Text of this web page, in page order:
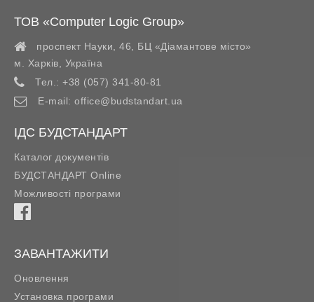
ТОВ «Computer Logic Group»
проспект Науки, 46, БЦ «Діамантове місто»
м. Харків
Україна
Тел.: +38 (057) 341-80-81
E-mail: office@budstandart.ua
ІДС БУДСТАНДАРТ
Каталог документів
БУДСТАНДАРТ Online
Можливості програми
ЗАВАНТАЖИТИ
Оновлення
Установка програми